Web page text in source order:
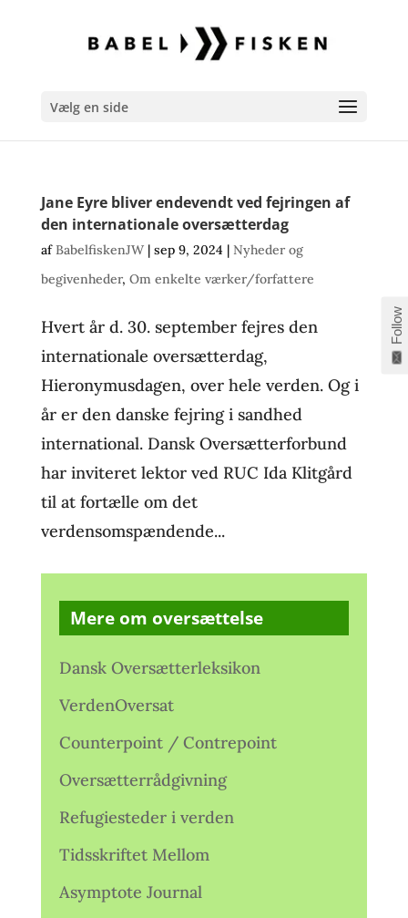
Vælg en side
Jane Eyre bliver endevendt ved fejringen af
den internationale oversætterdag
afBabelfiskenJW| sep 9, 2024 | Nyheder og
begivenheder, Om enkelte værker/forfattere
Hvert år d. 30. september fejres den
internationale oversætterdag,
Hieronymusdagen, over hele verden. Og i
år er den danske fejring i sandhed
international. Dansk Oversætterforbund
har inviteret lektor ved RUC Ida Klitgård
til at fortælle om det
verdensomspændende...
Mere om oversættelse
Dansk Oversætterleksikon
VerdenOversat
Counterpoint / Contrepoint
Oversætterrådgivning
Refugiesteder i verden
Tidsskriftet Mellom
Asymptote Journal
Follow